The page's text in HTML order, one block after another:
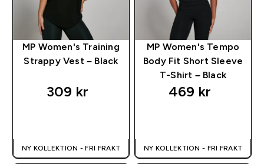
MP Women's Training
Strappy Vest – Black
309 kr‎
NY KOLLEKTION - FRI FRAKT
MP Women's Tempo
Body Fit Short Sleeve
T-Shirt – Black
469 kr‎
NY KOLLEKTION - FRI FRAKT